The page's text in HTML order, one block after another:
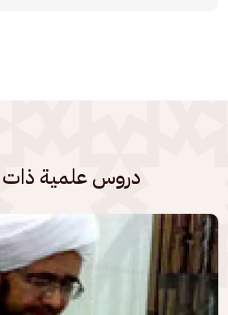
دروس علمية ذات
الصورة